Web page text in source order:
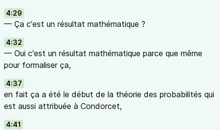
4:29
— Ça c'est un résultat mathématique ?
4:32
— Oui c'est un résultat mathématique parce que même
pour formaliser ça,
4:37
en fait ça a été le début de la théorie des probabilités qui
est aussi attribuée à Condorcet,
4:41